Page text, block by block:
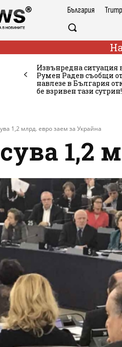
България
Извънредна ситуация
Румен Радев съобщи
навлезе в България
бе взривен тази сутрин!
1,2 млрд. евро заем за Украйна
1,2